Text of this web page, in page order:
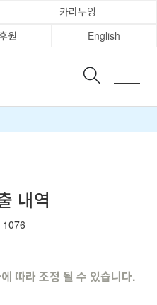
카라두잉
원 English
내역
1076
따라 조정 될 수 있습니다.